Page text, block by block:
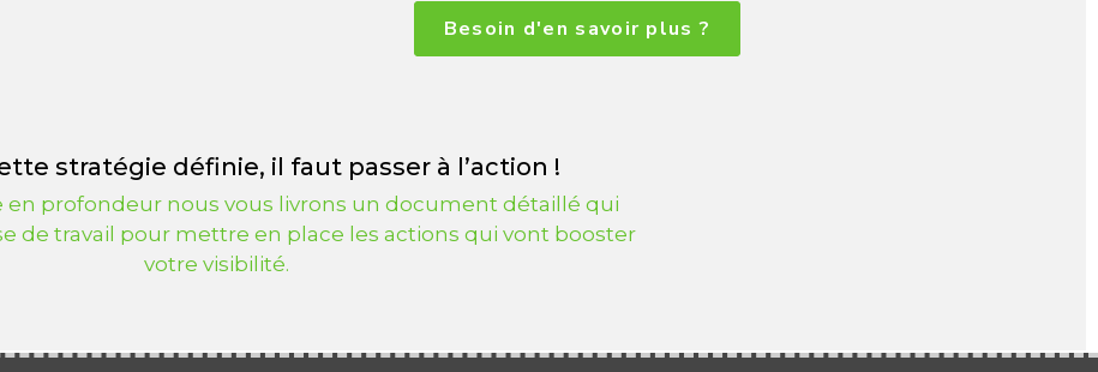
Besoin d'en savoir plus ?
stratégie définie, il faut passer à l’action !
en profondeur nous vous livrons un document détaillé qui
de travail pour mettre en place les actions qui vont booster
votre visibilité.